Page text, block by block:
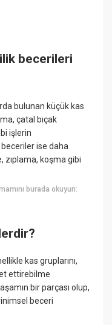
becerileri
bulunan küçük kas
çatal bıçak
işlerin
ise daha
zıplama, koşma gibi
burada okuyun:
kas gruplarını,
ettirebilme
bir parçası olup,
beceri